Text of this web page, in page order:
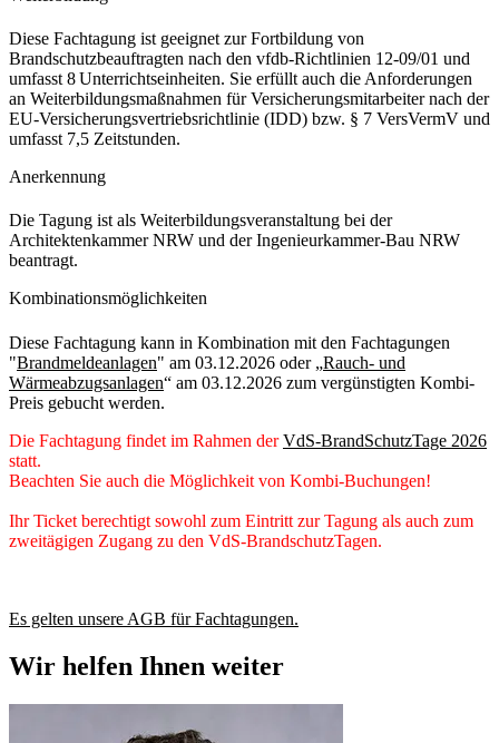
Diese Fachtagung ist geeignet zur Fortbildung von
Brandschutzbeauftragten nach den vfdb-Richtlinien 12-09/01 und
umfasst 8 Unterrichtseinheiten. Sie erfüllt auch die Anforderungen
an Weiterbildungsmaßnahmen für Versicherungsmitarbeiter nach der
EU-Versicherungsvertriebsrichtlinie (IDD) bzw. § 7 VersVermV und
umfasst 7,5 Zeitstunden.
Anerkennung
Die Tagung ist als Weiterbildungsveranstaltung bei der
Architektenkammer NRW und der Ingenieurkammer-Bau NRW
beantragt.
Kombinationsmöglichkeiten
Diese Fachtagung kann in Kombination mit den Fachtagungen
"Brandmeldeanlagen" am 03.12.2026 oder „Rauch- und
Wärmeabzugsanlagen“ am 03.12.2026 zum vergünstigten Kombi-
Preis gebucht werden.
Die Fachtagung findet im Rahmen der VdS-BrandSchutzTage 2026
statt.
Beachten Sie auch die Möglichkeit von Kombi-Buchungen!
Ihr Ticket berechtigt sowohl zum Eintritt zur Tagung als auch zum
zweitägigen Zugang zu den VdS-BrandschutzTagen.
Es gelten unsere AGB für Fachtagungen.
Wir helfen Ihnen weiter